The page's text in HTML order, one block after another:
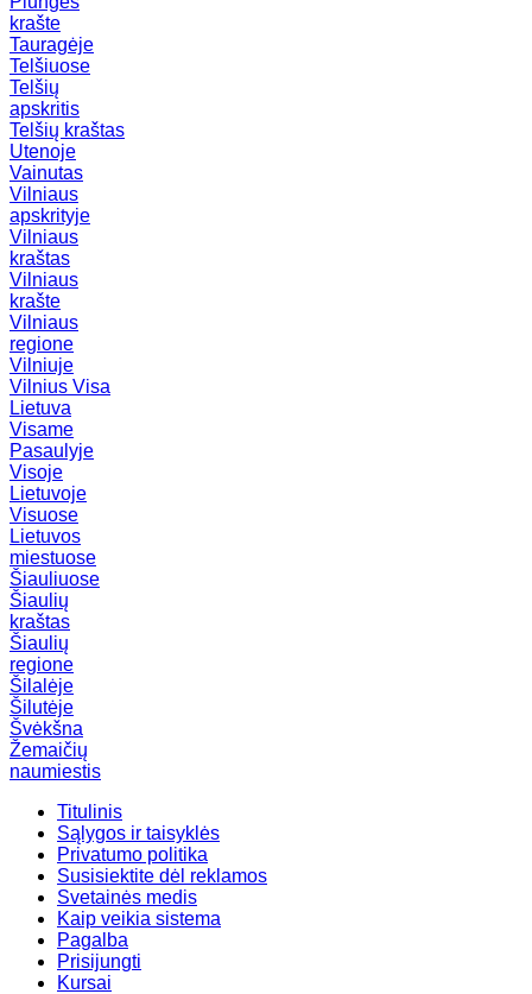
krašte
Tauragėje
Telšiuose
Telšių
apskritis
Telšių kraštas
Utenoje
Vainutas
Vilniaus
apskrityje
Vilniaus
kraštas
Vilniaus
krašte
Vilniaus
regione
Vilniuje
Vilnius Visa
Lietuva
Visame
Pasaulyje
Visoje
Lietuvoje
Visuose
Lietuvos
miestuose
Šiauliuose
Šiaulių
kraštas
Šiaulių
regione
Šilalėje
Šilutėje
Švėkšna
Žemaičių
naumiestis
Titulinis
Sąlygos ir taisyklės
Privatumo politika
Susisiektite dėl reklamos
Svetainės medis
Kaip veikia sistema
Pagalba
Prisijungti
Kursai